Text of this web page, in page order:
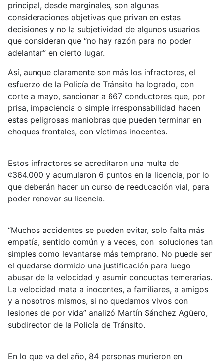
principal, desde marginales, son algunas
consideraciones objetivas que privan en estas
decisiones y no la subjetividad de algunos usuarios
que consideran que “no hay razón para no poder
adelantar” en cierto lugar.
Así, aunque claramente son más los infractores, el
esfuerzo de la Policía de Tránsito ha logrado, con
corte a mayo, sancionar a 667 conductores que, por
prisa, impaciencia o simple irresponsabilidad hacen
estas peligrosas maniobras que pueden terminar en
choques frontales, con víctimas inocentes.
Estos infractores se acreditaron una multa de
¢364.000 y acumularon 6 puntos en la licencia, por lo
que deberán hacer un curso de reeducación vial, para
poder renovar su licencia.
“Muchos accidentes se pueden evitar, solo falta más
empatía, sentido común y a veces, con soluciones tan
simples como levantarse más temprano. No puede ser
el quedarse dormido una justificación para luego
abusar de la velocidad y asumir conductas temerarias.
La velocidad mata a inocentes, a familiares, a amigos
y a nosotros mismos, si no quedamos vivos con
lesiones de por vida” analizó Martín Sánchez Agüero,
subdirector de la Policía de Tránsito.
En lo que va del año, 84 personas murieron en